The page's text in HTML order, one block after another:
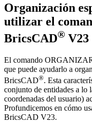
Organización
utilizar el
BricsCAD® V23
El comando ORGANIZAR
que puede ayudarlo a
BricsCAD®. Esta
conjunto de entidades a lo
coordenadas del usuario)
Profundicemos en cómo
BricsCAD V23.